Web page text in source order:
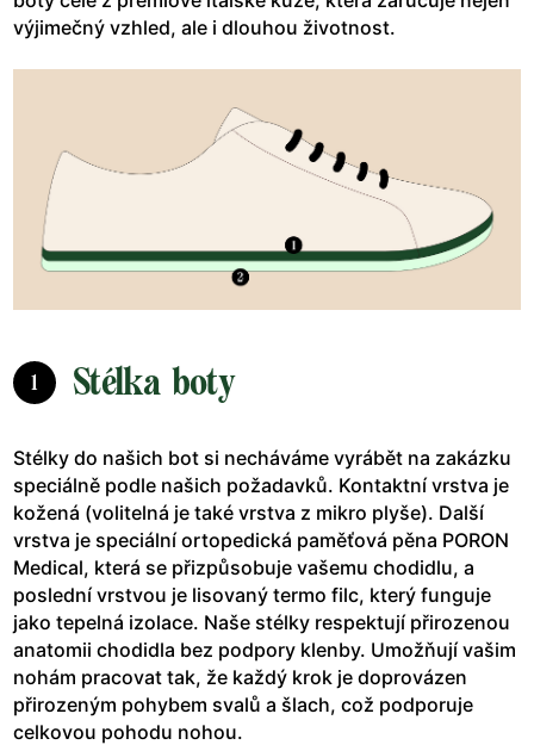
výjimečný vzhled, ale i dlouhou životnost.
1 Stélka boty
Stélky do našich bot si necháváme vyrábět na zakázku
speciálně podle našich požadavků. Kontaktní vrstva je
kožená (volitelná je také vrstva z mikro plyše). Další
vrstva je speciální ortopedická paměťová pěna PORON
Medical, která se přizpůsobuje vašemu chodidlu, a
poslední vrstvou je lisovaný termo filc, který funguje
jako tepelná izolace. Naše stélky respektují přirozenou
anatomii chodidla bez podpory klenby. Umožňují vašim
nohám pracovat tak, že každý krok je doprovázen
přirozeným pohybem svalů a šlach, což podporuje
celkovou pohodu nohou.